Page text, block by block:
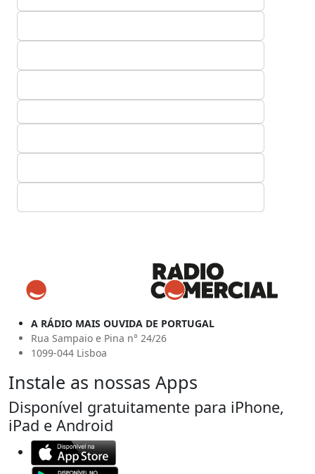
A RÁDIO MAIS OUVIDA DE PORTUGAL
Rua Sampaio e Pina n° 24/26
1099-044 Lisboa
Instale as nossas Apps
Disponível gratuitamente para iPhone,
iPad e Android